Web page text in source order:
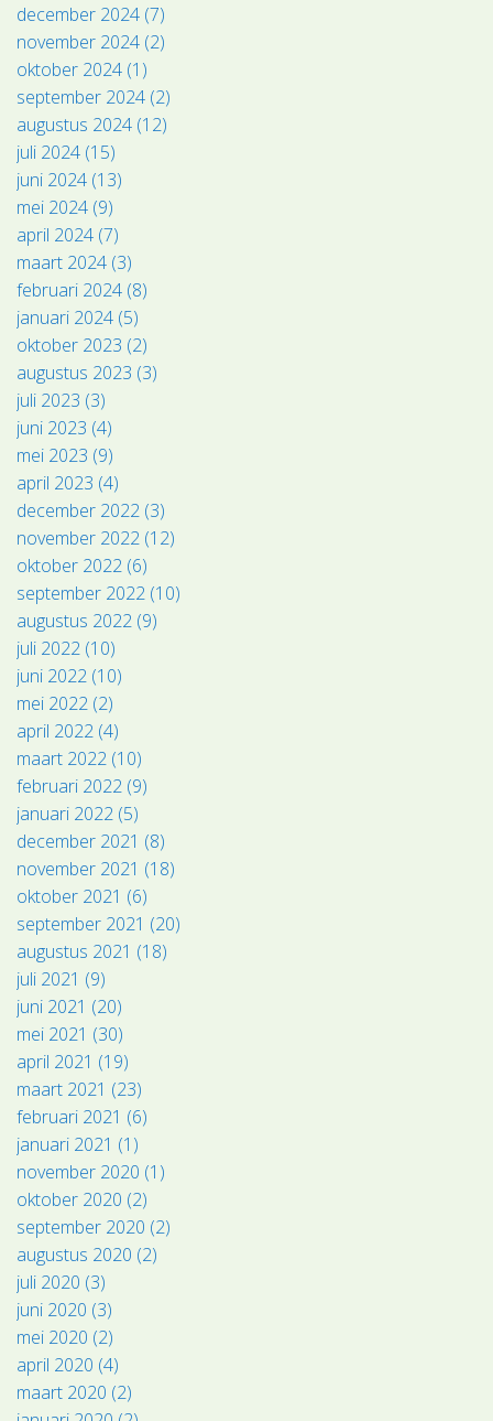
december 2024 (7)
november 2024 (2)
oktober 2024 (1)
september 2024 (2)
augustus 2024 (12)
juli 2024 (15)
juni 2024 (13)
mei 2024 (9)
april 2024 (7)
maart 2024 (3)
februari 2024 (8)
januari 2024 (5)
oktober 2023 (2)
augustus 2023 (3)
juli 2023 (3)
juni 2023 (4)
mei 2023 (9)
april 2023 (4)
december 2022 (3)
november 2022 (12)
oktober 2022 (6)
september 2022 (10)
augustus 2022 (9)
juli 2022 (10)
juni 2022 (10)
mei 2022 (2)
april 2022 (4)
maart 2022 (10)
februari 2022 (9)
januari 2022 (5)
december 2021 (8)
november 2021 (18)
oktober 2021 (6)
september 2021 (20)
augustus 2021 (18)
juli 2021 (9)
juni 2021 (20)
mei 2021 (30)
april 2021 (19)
maart 2021 (23)
februari 2021 (6)
januari 2021 (1)
november 2020 (1)
oktober 2020 (2)
september 2020 (2)
augustus 2020 (2)
juli 2020 (3)
juni 2020 (3)
mei 2020 (2)
april 2020 (4)
maart 2020 (2)